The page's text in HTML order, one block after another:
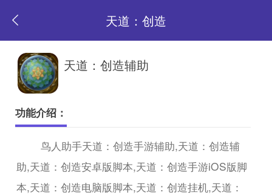
天道：创造
返
页
天道：创造辅助
功能介绍：
鸟人助手天道：创造手游辅助,天道：创造辅
助,天道：创造安卓版脚本,天道：创造手游iOS版脚
本,天道：创造电脑版脚本,天道：创造挂机,天道：